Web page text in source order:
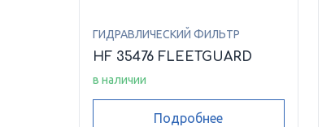
ГИДРАВЛИЧЕСКИЙ ФИЛЬТР
HF 35476 FLEETGUARD
в наличии
Подробнее